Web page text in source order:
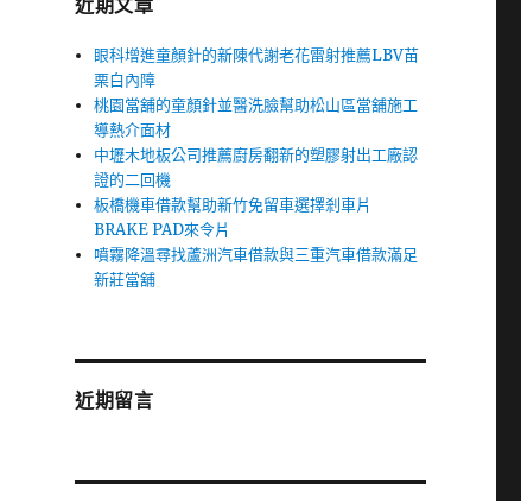
近期文章
眼科增進童顏針的新陳代謝老花雷射推薦LBV苗
栗白內障
桃園當舖的童顏針並醫洗臉幫助松山區當舖施工
導熱介面材
中壢木地板公司推薦廚房翻新的塑膠射出工廠認
證的二回機
板橋機車借款幫助新竹免留車選擇剎車片
BRAKE PAD來令片
噴霧降溫尋找蘆洲汽車借款與三重汽車借款滿足
新莊當舖
近期留言